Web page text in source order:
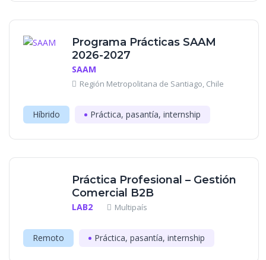
Programa Prácticas SAAM
2026-2027
SAAM
Región Metropolitana de Santiago, Chile
Híbrido Práctica, pasantía, internship
Práctica Profesional – Gestión
Comercial B2B
LAB2 Multipaís
Remoto Práctica, pasantía, internship